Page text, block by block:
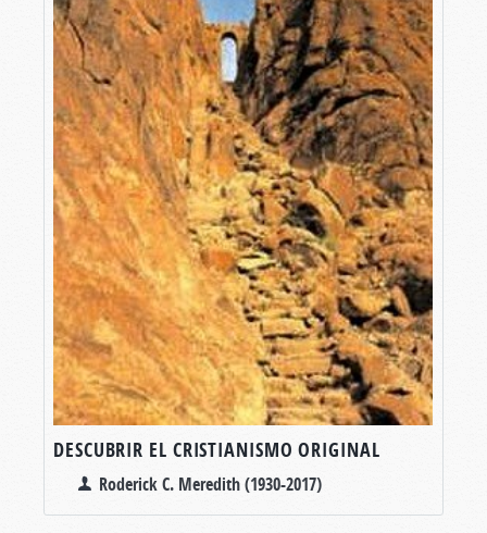
DESCUBRIR EL CRISTIANISMO ORIGINAL
Roderick C. Meredith (1930-2017)